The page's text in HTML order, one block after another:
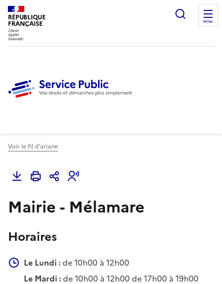
RÉPUBLIQUE
FRANÇAISE
Ouvrir
MENU
Voir le fil d'ariane
Mairie - Mélamare
Horaires
Le Lundi :de 10h00 à 12h00
Le Mardi :de 10h00 à 12h00 de 17h00 à 19h00